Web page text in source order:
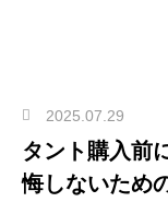
2025.07.29
タント購入前
悔しないため